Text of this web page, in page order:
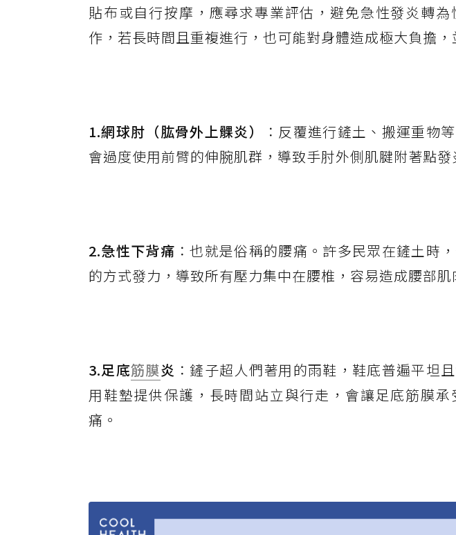
貼布或自行按摩，應尋求專業評估，避免急性發炎轉
作，若長時間且重複進行，也可能對身體造成極大負擔
1.網球肘（肱骨外上髁炎）
：反覆進行鏟土、搬運重物
會過度使用前臂的伸腕肌群，導致手肘外側肌腱附著點發
2.急性下背痛 ：也就是俗稱的腰痛。許多民眾在鏟土時
的方式發力，導致所有壓力集中在腰椎，容易造成腰部肌
3.足底筋膜炎 ：鏟子超人們著用的雨鞋，鞋底普遍平坦
用鞋墊提供保護，長時間站立與行走，會讓足底筋膜
痛。